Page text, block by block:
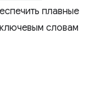
плавные
словам